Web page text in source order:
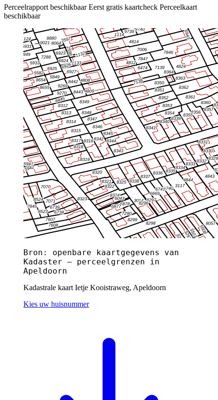
Perceelrapport beschikbaar Eerst gratis kaartcheck Perceelkaart
beschikbaar
Bron: openbare kaartgegevens van
Kadaster — perceelgrenzen in
Apeldoorn
Kadastrale kaart Ietje Kooistraweg, Apeldoorn
Kies uw huisnummer